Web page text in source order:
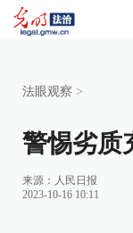
法眼观察 >
警惕劣质
来源： 人民日报
2023-10-16 10:11